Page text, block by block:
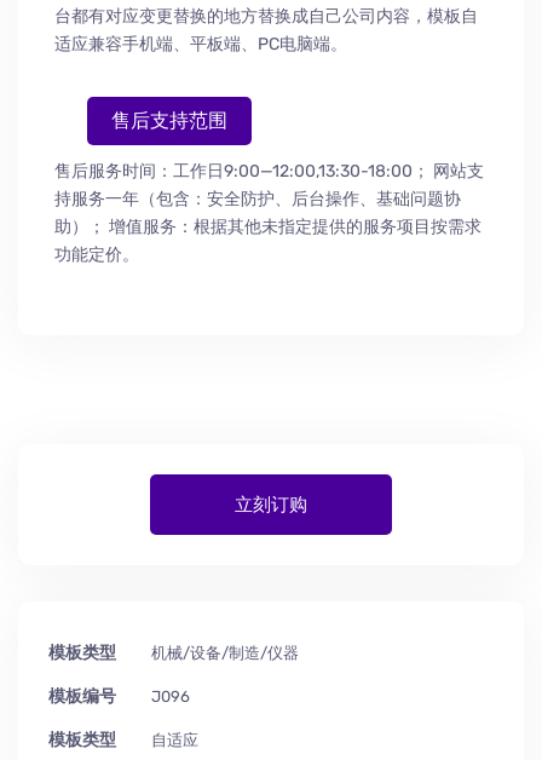
台都有对应变更替换的地方替换成自己公司内容，模板自
适应兼容手机端、平板端、PC电脑端。
售后支持范围
售后服务时间：工作日9:00—12:00,13:30-18:00；
网站支
持服务一年（包含：安全防护、 后台操作、 基础问题协
助）
； 增值服务：根据其他未指定提供的服务项目按需求
功能定价。
立刻订购
模板类型 机械/设备/制造/仪器
模板编号 J096
模板类型 自适应